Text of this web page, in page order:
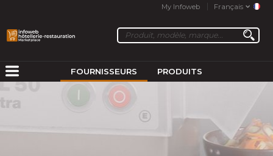
My Infoweb Français
FOURNISSEURS PRODUITS